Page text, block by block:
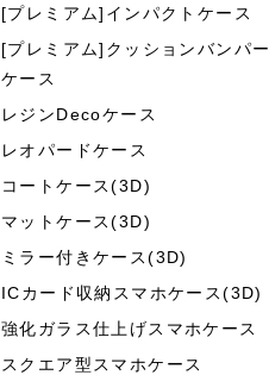
[プレミアム]インパクトケース
[プレミアム]クッションバンパー
ケース
レジンDecoケース
レオパードケース
コートケース(3D)
マットケース(3D)
ミラー付きケース(3D)
ICカード収納スマホケース(3D)
強化ガラス仕上げスマホケース
スクエア型スマホケース